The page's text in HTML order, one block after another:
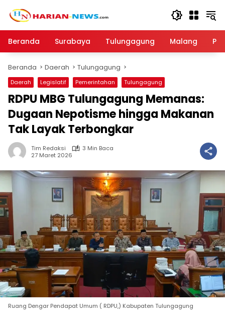
Beranda
Surabaya Tulungagung Malang
Beranda Daerah Tulungagung
Daerah Legislatif Pemerintahan Tulungagung
RDPU MBG Tulungagung Memanas:
Dugaan Nepotisme hingga Makanan
Tak Layak Terbongkar
Tim Redaksi
3 Min Baca
27 Maret 2026
Ruang Dengar Pendapat Umum ( RDPU,) Kabupaten Tulungagung